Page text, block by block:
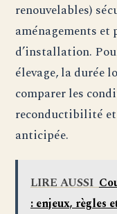
renouvelables)
aménagements et
d’installation.
élevage, la durée
comparer les
reconductibilité
anticipée.
LIRE AUSSI
: enjeux, règles